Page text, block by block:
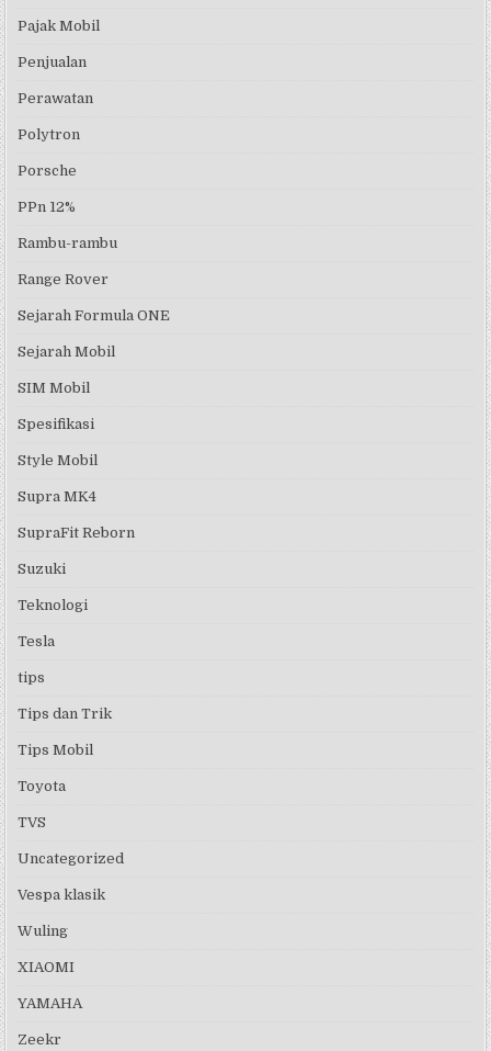
Pajak Mobil
Penjualan
Perawatan
Polytron
Porsche
PPn 12%
Rambu-rambu
Range Rover
Sejarah Formula ONE
Sejarah Mobil
SIM Mobil
Spesifikasi
Style Mobil
Supra MK4
SupraFit Reborn
Suzuki
Teknologi
Tesla
tips
Tips dan Trik
Tips Mobil
Toyota
TVS
Uncategorized
Vespa klasik
Wuling
XIAOMI
YAMAHA
Zeekr